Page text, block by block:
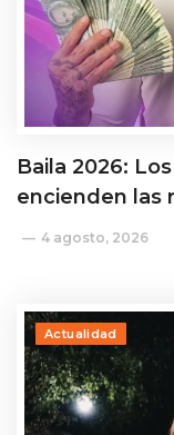
Baila 2026:
encienden las
4 agosto, 2026
Actualidad